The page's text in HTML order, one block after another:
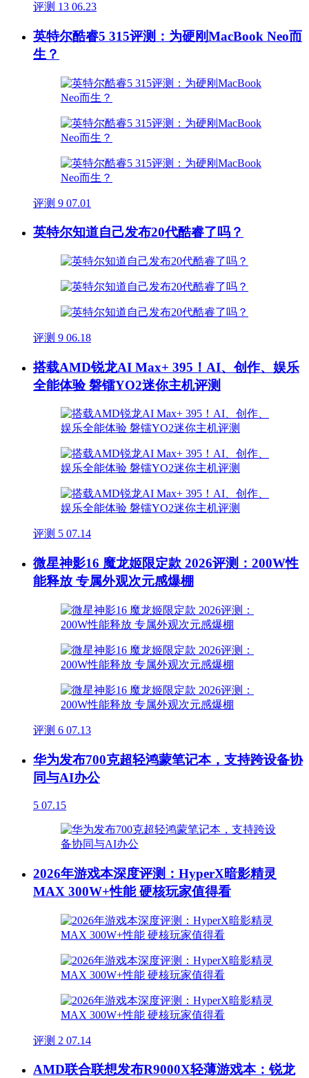
评测 13 06.23
英特尔酷睿5 315评测：为硬刚MacBook Neo而
生？
评测 9 07.01
英特尔知道自己发布20代酷睿了吗？
评测 9 06.18
搭载AMD锐龙AI Max+ 395！AI、创作、娱乐
全能体验 磐镭YO2迷你主机评测
评测 5 07.14
微星神影16 魔龙姬限定款 2026评测：200W性
能释放 专属外观次元感爆棚
评测 6 07.13
华为发布700克超轻鸿蒙笔记本，支持跨设备协
同与AI办公
5 07.15
2026年游戏本深度评测：HyperX暗影精灵
MAX 300W+性能 硬核玩家值得看
评测 2 07.14
AMD联合联想发布R9000X轻薄游戏本：锐龙